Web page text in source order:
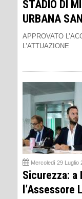
STADIO DI
URBANA
APPROVATO
L’ATTUAZIONE
Mercoledì 29 Luglio
Sicurezza: a
l’Assessore